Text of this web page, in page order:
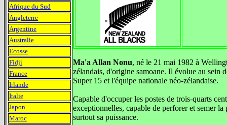
Ma'a Allan Nonu, né le 21 mai 1982 à
zélandais, d'origine samoane. Il évolue au
Super 15 et l'équipe nationale néo-zélandaise.
Capable d'occuper les postes de trois-quarts
exceptionnelles, capable de perforer et semer la
surtout sa puissance.
Afrique du Sud
Angleterre
Argentine
Australie
Ecosse
Fidji
France
Irlande
Italie
Japon
Maroc